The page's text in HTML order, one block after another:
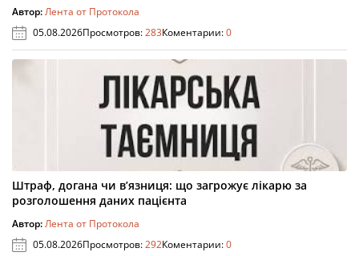
Автор:Лента от Протокола
05.08.2026Просмотров:283Коментарии:0
Штраф, догана чи в’язниця: що загрожує лікарю за
розголошення даних пацієнта
Автор:Лента от Протокола
05.08.2026Просмотров:292Коментарии:0